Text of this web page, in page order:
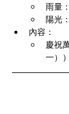
雨量
陽光
內容：
慶祝
一））